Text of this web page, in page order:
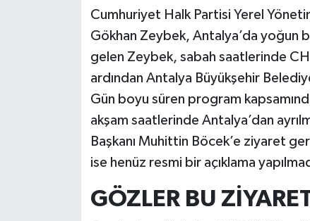
Cumhuriyet Halk Partisi Yerel
Gökhan Zeybek, Antalya’da yoğun
gelen Zeybek, sabah saatlerinde
ardından Antalya Büyükşehir
Gün boyu süren program
akşam saatlerinde Antalya’dan
Başkanı Muhittin Böcek’e ziyaret
ise henüz resmi bir açıklama
GÖZLER BU